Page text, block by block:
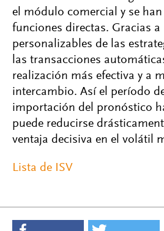
el módulo comercial y se
funciones directas. Gracias
personalizables de las
las transacciones
realización más efectiva y a
intercambio. Así el período
importación del pronóstico
puede reducirse
ventaja decisiva en el volátil
Lista de ISV